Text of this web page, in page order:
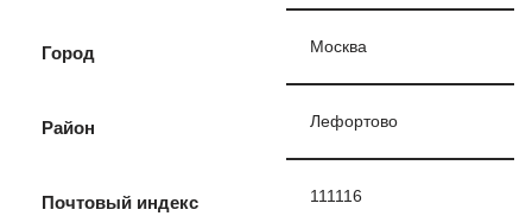
Город Москва
Район Лефортово
Почтовый индекс 111116